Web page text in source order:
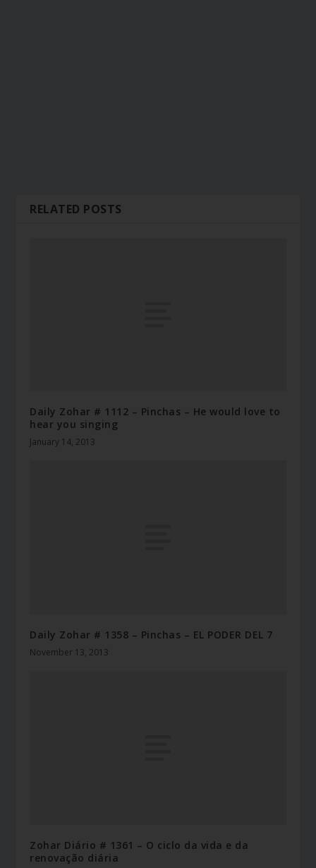
RELATED POSTS
Daily Zohar # 1112 – Pinchas – He would love to
hear you singing
January 14, 2013
Daily Zohar # 1358 – Pinchas – EL PODER DEL 7
November 13, 2013
Zohar Diário # 1361 – O ciclo da vida e da
renovação diária